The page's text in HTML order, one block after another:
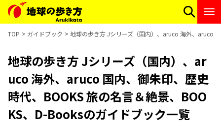
TOP ガイドブック 地球の歩き方 Jシリーズ（国内）、aruco 海外、aruco
地球の歩き方 Jシリーズ（国内）、ar
uco 海外、aruco 国内、御朱印、歴史
時代、BOOKS 旅の名言＆絶景、BOO
KS、D-Booksのガイドブック一覧